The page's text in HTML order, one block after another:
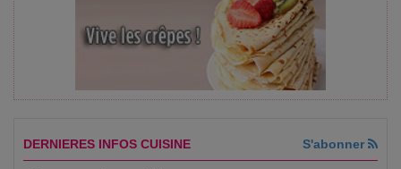
DERNIERES INFOS CUISINE S'abonner